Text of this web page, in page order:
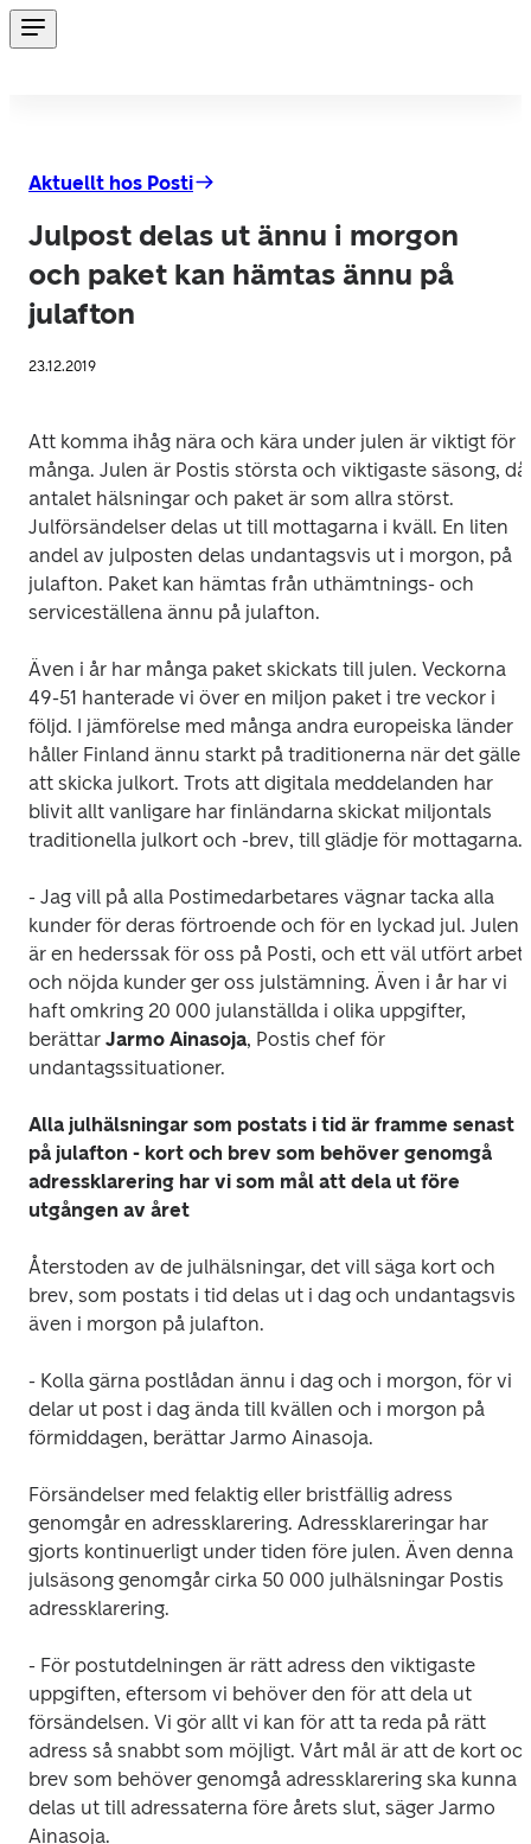
Aktuellt hos Posti
Julpost delas ut ännu i morgon
och paket kan hämtas ännu på
julafton
23.12.2019
Att komma ihåg nära och kära under julen är viktigt för
många. Julen är Postis största och viktigaste säsong, då
antalet hälsningar och paket är som allra störst.
Julförsändelser delas ut till mottagarna i kväll. En liten
andel av julposten delas undantagsvis ut i morgon, på
julafton. Paket kan hämtas från uthämtnings- och
serviceställena ännu på julafton.
Även i år har många paket skickats till julen. Veckorna
49-51 hanterade vi över en miljon paket i tre veckor i
följd. I jämförelse med många andra europeiska länder
håller Finland ännu starkt på traditionerna när det gäller
att skicka julkort. Trots att digitala meddelanden har
blivit allt vanligare har finländarna skickat miljontals
traditionella julkort och -brev, till glädje för mottagarna.
- Jag vill på alla Postimedarbetares vägnar tacka alla
kunder för deras förtroende och för en lyckad jul. Julen
är en hederssak för oss på Posti, och ett väl utfört
och nöjda kunder ger oss julstämning. Även i år har vi
haft omkring 20 000 julanställda i olika uppgifter,
berättar Jarmo Ainasoja, Postis chef för
undantagssituationer.
Alla julhälsningar som postats i tid är framme senast
på julafton - kort och brev som behöver genomgå
adressklarering har vi som mål att dela ut före
utgången av året
Återstoden av de julhälsningar, det vill säga kort och
brev, som postats i tid delas ut i dag och undantagsvis
även i morgon på julafton.
- Kolla gärna postlådan ännu i dag och i morgon, för vi
delar ut post i dag ända till kvällen och i morgon på
förmiddagen, berättar Jarmo Ainasoja.
Försändelser med felaktig eller bristfällig adress
genomgår en adressklarering. Adressklareringar har
gjorts kontinuerligt under tiden före julen. Även denna
julsäsong genomgår cirka 50 000 julhälsningar Postis
adressklarering.
- För postutdelningen är rätt adress den viktigaste
uppgiften, eftersom vi behöver den för att dela ut
försändelsen. Vi gör allt vi kan för att ta reda på rätt
adress så snabbt som möjligt. Vårt mål är att de kort
brev som behöver genomgå adressklarering ska kunna
delas ut till adressaterna före årets slut, säger Jarmo
Ainasoja.